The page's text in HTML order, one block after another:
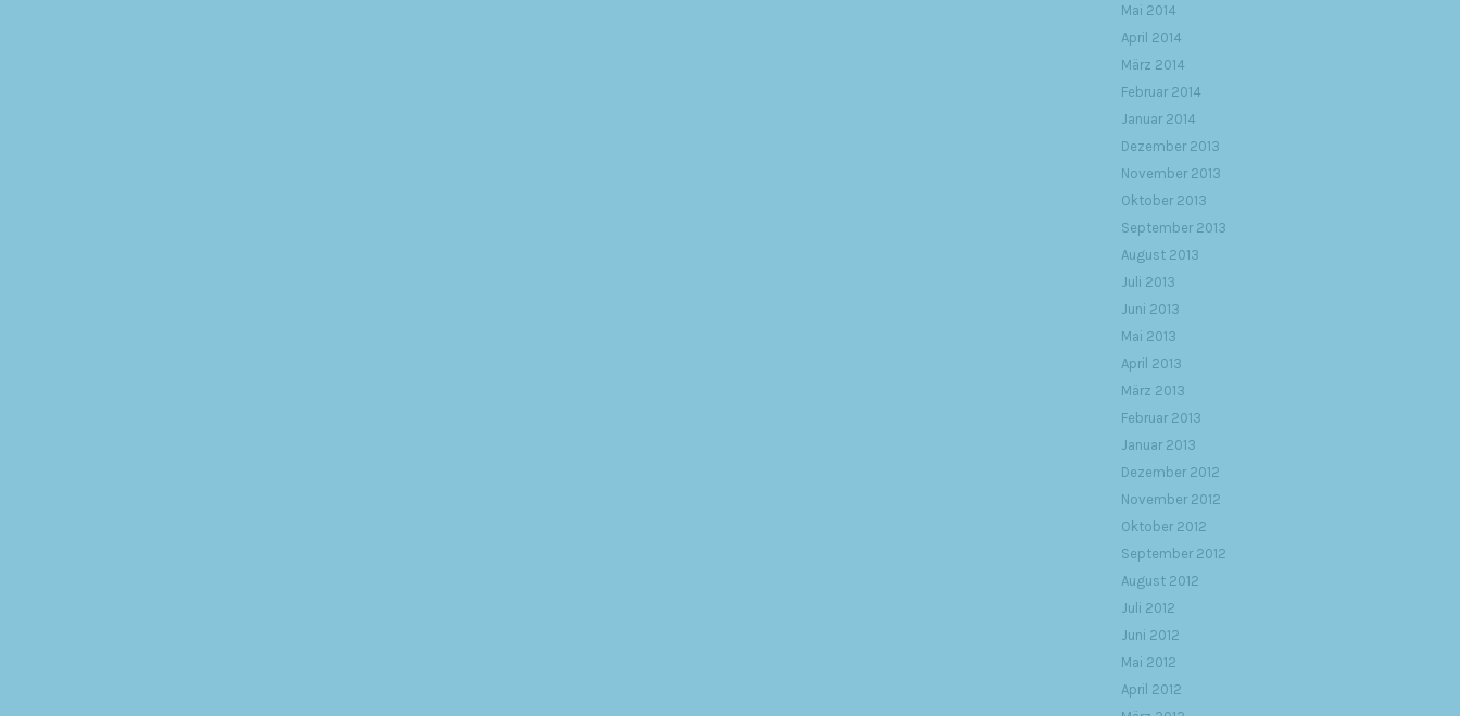
Mai 2014
April 2014
März 2014
Februar 2014
Januar 2014
Dezember 2013
November 2013
Oktober 2013
September 2013
August 2013
Juli 2013
Juni 2013
Mai 2013
April 2013
März 2013
Februar 2013
Januar 2013
Dezember 2012
November 2012
Oktober 2012
September 2012
August 2012
Juli 2012
Juni 2012
Mai 2012
April 2012